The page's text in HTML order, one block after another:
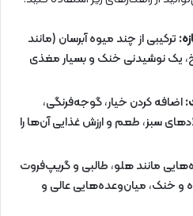
ترکیبی از چند میوه آبرسان (مانند
یک نوشیدنی خنک و بسیار مغذی
اضافه کردن خیار، گوجه‌فرنگی،
سبز، طعم و ارزش غذایی آن‌ها را
مانند هلو، طالبی و گریپ‌فروت
خنک، میان‌وعده‌هایی عالی و